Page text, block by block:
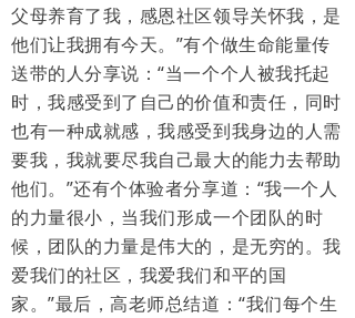
父母养育了我，感恩社区领导关怀我，是
他们让我拥有今天。”有个做生命能量传
送带的人分享说：“当一个个人被我托起
时，我感受到了自己的价值和责任，同时
也有一种成就感，我感受到我身边的人需
要我，我就要尽我自己最大的能力去帮助
他们。”还有个体验者分享道：“我一个人
的力量很小，当我们形成一个团队的时
候，团队的力量是伟大的，是无穷的。我
爱我们的社区，我爱我们和平的国
家。”最后，高老师总结道：“我们每个生